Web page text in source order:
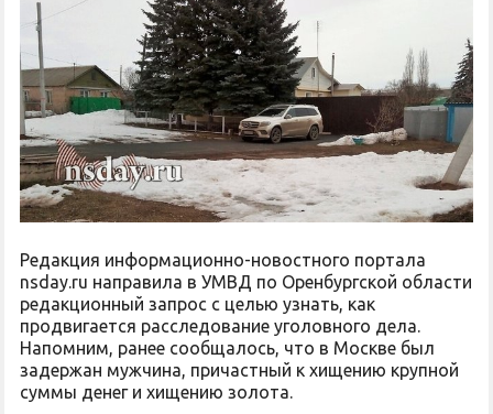
Редакция информационно-новостного портала
nsday.ru направила в УМВД по Оренбургской области
редакционный запрос с целью узнать, как
продвигается расследование уголовного дела.
Напомним, ранее сообщалось, что в Москве был
задержан мужчина, причастный к хищению крупной
суммы денег и хищению золота.